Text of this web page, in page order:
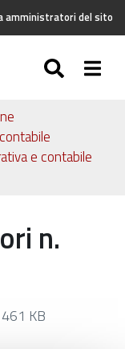
amministratori del sito
e contabile
n.
KB